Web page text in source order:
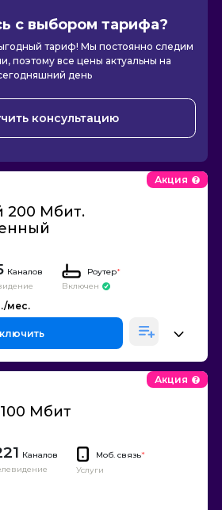
с выбором тарифа?
тариф! Мы постоянно следим
поэтому все цены актуальны на
день
консультацию
200 Мбит.
Акция
Каналов
Роутер*
Включен
Мбит
Акция
Каналов
Моб. связь*
Услуги